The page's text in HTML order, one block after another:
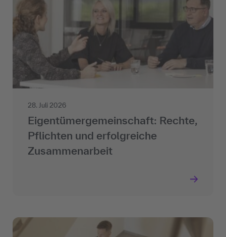
28. Juli 2026
Eigentümergemeinschaft: Rechte,
Pflichten und erfolgreiche
Zusammenarbeit